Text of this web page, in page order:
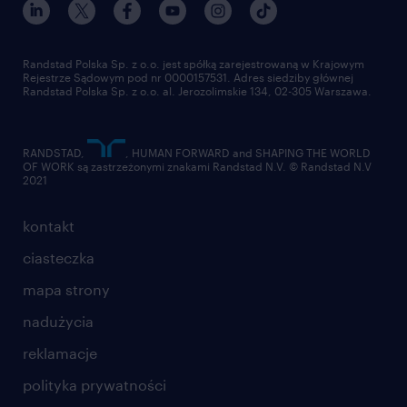
dla dostawców
pracuj w randstad
złóż CV
kontakt
ciasteczka
mapa strony
nadużycia
reklamacje
polityka prywatności
Randstad Polska Sp. z o.o. jest spółką zarejestrowaną w Krajowym
Rejestrze Sądowym pod nr 0000157531. Adres siedziby głównej
Randstad Polska Sp. z o.o. al. Jerozolimskie 134, 02-305 Warszawa.
RANDSTAD,
, HUMAN FORWARD and SHAPING THE WORLD
OF WORK są zastrzeżonymi znakami Randstad N.V. © Randstad N.V
2021